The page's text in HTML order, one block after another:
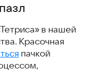
в нашей
Красочная
пачкой